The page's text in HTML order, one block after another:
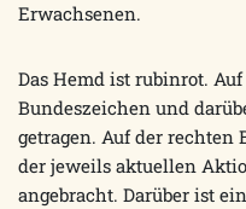
Erwachsenen.
Das Hemd ist rubinrot.
Bundeszeichen und
getragen. Auf der rechten
der jeweils aktuellen
angebracht. Darüber ist